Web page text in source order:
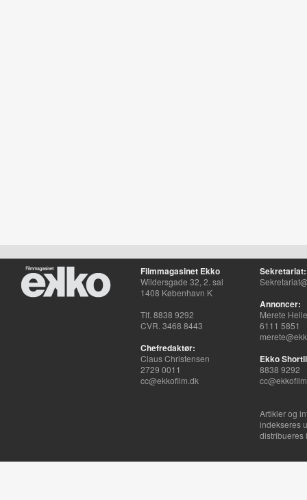
Filmmagasinet Ekko
Wildersgade 32, 2. sal
1408 København K
Tlf. 8838 9292
CVR. 3468 8443
Chefredaktør:
Claus Christensen
2729 0011
cc@ekkofilm.dk
Sekretariat:
Annoncer:
Merete
6111 5851
Ekko
8838 9292
Artikler og
indekseres
distribueres